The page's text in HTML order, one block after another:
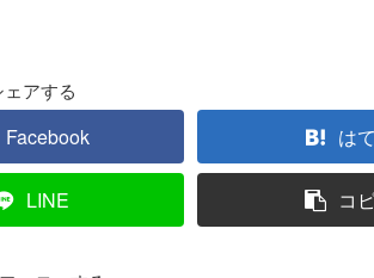
アする
Facebook は
LINE コ